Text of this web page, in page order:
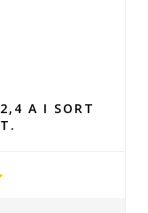
A I SORT